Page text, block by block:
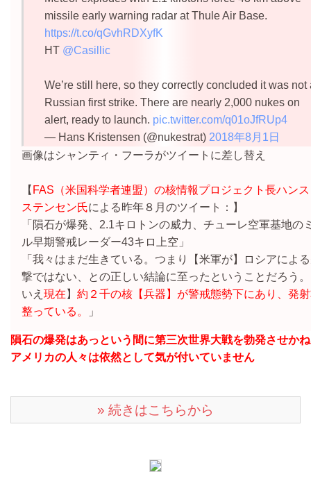
missile early warning radar at Thule Air Base.
https://t.co/qGvhRDXyfK
HT @Casillic
We’re still here, so they correctly concluded it was not
Russian first strike. There are nearly 2,000 nukes on
alert, ready to launch. pic.twitter.com/q01oJfRUp4
— Hans Kristensen (@nukestrat) 2018年8月1日
画像はシャンティ・フーラがツイートに差し替え
【 FAS（米国科学者連盟）の核情報プロジェクト長ハン
ステンセン氏による昨年８月のツイート：】
「隕石が爆発、2.1キロトンの威力、チューレ空軍基地の
ル早期警戒レーダー43キロ上空」
「我々はまだ生きている。つまり【米軍が】ロシアによ
撃ではない、との正しい結論に至ったということだろう
いえ 現在 】 約２千の核【兵器】が警戒態勢下にあり、発
整っている。
」
隕石の爆発はあっという間に第三次世界大戦を勃発させか
アメリカの人々は依然として気が付いていません
» 続きはこちらから